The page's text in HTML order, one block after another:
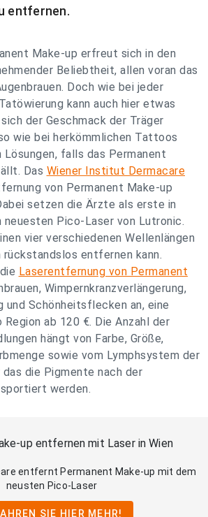
entfernen.
Make-up erfreut sich in den
Beliebtheit, allen voran das
Doch wie bei jeder
kann auch hier etwas
der Geschmack der Träger
wie bei herkömmlichen Tattoos
falls das Permanent
Das Wiener Institut Dermacare
von Permanent Make-up
setzen die Ärzte als erste in
Pico-Laser von Lutronic.
vier verschiedenen Wellenlängen
rückstandslos entfernen kann.
Laserentfernung von Permanent
Wimpernkranzverlängerung,
und Schönheitsflecken an, eine
ab 120 €. Die Anzahl der
hängt von Farbe, Größe,
sowie vom Lymphsystem der
die Pigmente nach der
werden.
up entfernen mit Laser in Wien
entfernt Permanent Make-up mit dem
neusten Pico-Laser
SIE HIER MEHR!